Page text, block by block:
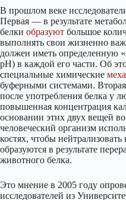
В прошлом веке
Первая — в результате
белки образуют большое
выполнять свои жизненно
должен иметь определенную
pH) в каждой его части. Об
специальные химические
буферными системами.
после употребления белка у
повышенная концентрация
основании этих двух вещей
человеческий организм
костях, чтобы
образуются в результате
животного белка.
Это мнение в 2005 году
исследователей из